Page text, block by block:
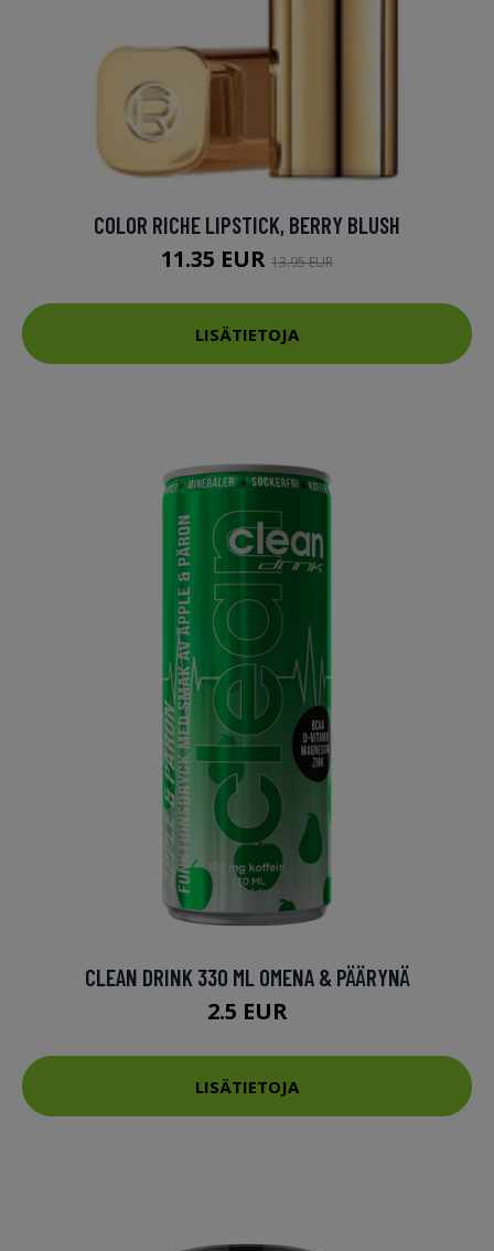
COLOR RICHE LIPSTICK, BERRY BLUSH
11.35 EUR 13.95 EUR
LISÄTIETOJA
CLEAN DRINK 330 ML OMENA & PÄÄRYNÄ
2.5 EUR
LISÄTIETOJA